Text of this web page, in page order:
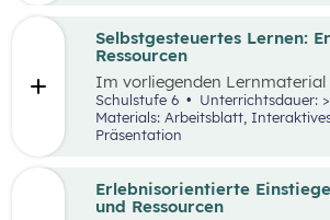
Erlebnisorientierte
und Ressourcen
Selbstgesteuertes Lernen:
Ressourcen
Im vorliegenden Lernmaterial
selbstgesteuerte Lernen im
werden die wesentlichen
Energieträger für die
Schulstufe 6 Unterrichtsdauer:
Materials: Arbeitsblatt,
Präsentation